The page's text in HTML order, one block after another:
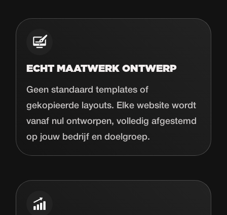
ECHT MAATWERK ONTWERP
Geen standaard templates of
gekopieerde layouts. Elke website wordt
vanaf nul ontworpen, volledig afgestemd
op jouw bedrijf en doelgroep.